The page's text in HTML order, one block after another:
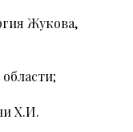
Жукова,
Х.И.